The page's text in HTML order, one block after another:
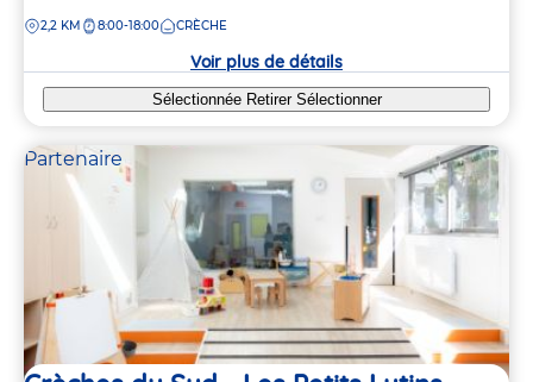
la
DISTANCE
2,2 KM 8:00-18:00 CRÈCHE
Voir plus de détails
Sélectionnée Retirer Sélectionner
Partenaire